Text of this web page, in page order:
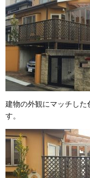
建物の外観にマッチした
す。